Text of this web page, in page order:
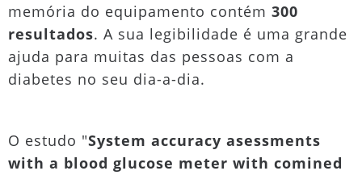
memória do equipamento contém 300
resultados. A sua legibilidade é uma grande
ajuda para muitas das pessoas com a
diabetes no seu dia-a-dia.
O estudo "System accuracy asessments
with a blood glucose meter with comined